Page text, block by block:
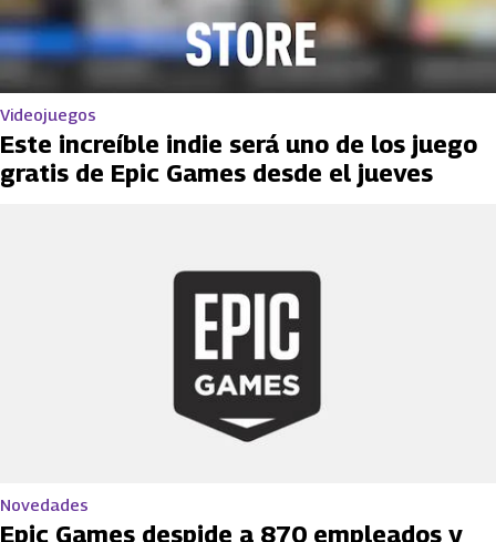
Videojuegos
Este increíble indie será uno de los juego
gratis de Epic Games desde el jueves
Novedades
Epic Games despide a 870 empleados y